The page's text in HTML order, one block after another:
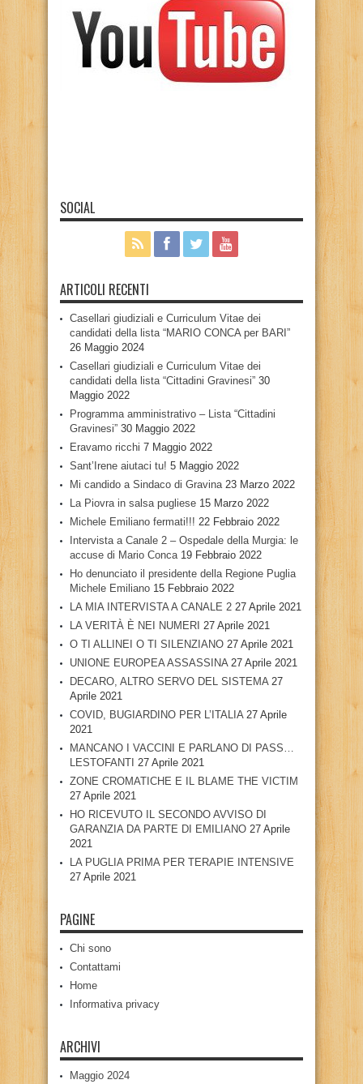
SOCIAL
ARTICOLI RECENTI
Casellari giudiziali e Curriculum Vitae dei
candidati della lista “MARIO CONCA per BARI”
26 Maggio 2024
Casellari giudiziali e Curriculum Vitae dei
candidati della lista “Cittadini Gravinesi” 30
Maggio 2022
Programma amministrativo – Lista “Cittadini
Gravinesi” 30 Maggio 2022
Eravamo ricchi 7 Maggio 2022
Sant’Irene aiutaci tu! 5 Maggio 2022
Mi candido a Sindaco di Gravina 23 Marzo 2022
La Piovra in salsa pugliese 15 Marzo 2022
Michele Emiliano fermati!!! 22 Febbraio 2022
Intervista a Canale 2 – Ospedale della Murgia: le
accuse di Mario Conca 19 Febbraio 2022
Ho denunciato il presidente della Regione Puglia
Michele Emiliano 15 Febbraio 2022
LA MIA INTERVISTA A CANALE 2 27 Aprile 2021
LA VERITÀ È NEI NUMERI 27 Aprile 2021
O TI ALLINEI O TI SILENZIANO 27 Aprile 2021
UNIONE EUROPEA ASSASSINA 27 Aprile 2021
DECARO, ALTRO SERVO DEL SISTEMA 27
Aprile 2021
COVID, BUGIARDINO PER L’ITALIA 27 Aprile
2021
MANCANO I VACCINI E PARLANO DI PASS…
LESTOFANTI 27 Aprile 2021
ZONE CROMATICHE E IL BLAME THE VICTIM
27 Aprile 2021
HO RICEVUTO IL SECONDO AVVISO DI
GARANZIA DA PARTE DI EMILIANO 27 Aprile
2021
LA PUGLIA PRIMA PER TERAPIE INTENSIVE
27 Aprile 2021
PAGINE
Chi sono
Contattami
Home
Informativa privacy
ARCHIVI
Maggio 2024